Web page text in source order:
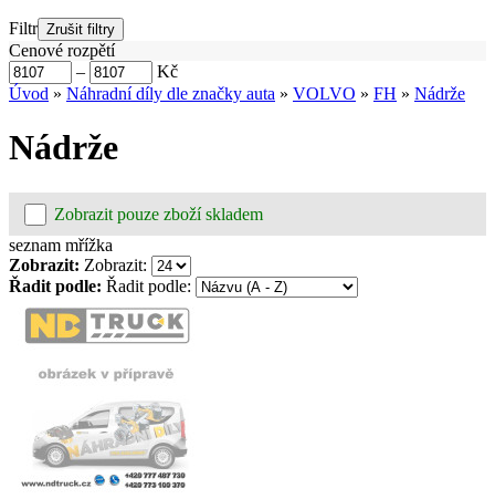
Filtr
Cenové rozpětí
–
Kč
Úvod » Náhradní díly dle značky auta » VOLVO » FH » Nádrže
Nádrže
Zobrazit pouze zboží skladem
seznam mřížka
Zobrazit: Zobrazit:
Řadit podle: Řadit podle: